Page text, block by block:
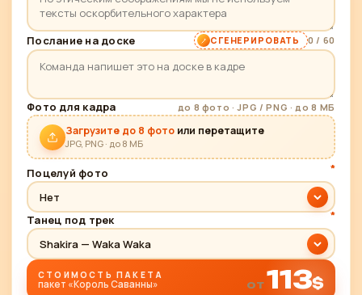
Послание на доске СГЕНЕРИРОВАТЬ 0 / 60
Фото для кадра до 8 фото · JPG / PNG · до 8 МБ
Загрузите до 8 фотоили перетащите
JPG, PNG · до 8 МБ
Поцелуй фото
*
Нет
Танец под трек
*
Shakira — Waka Waka
СТОИМОСТЬ ПАКЕТА
пакет «Король Саванны» от 113$